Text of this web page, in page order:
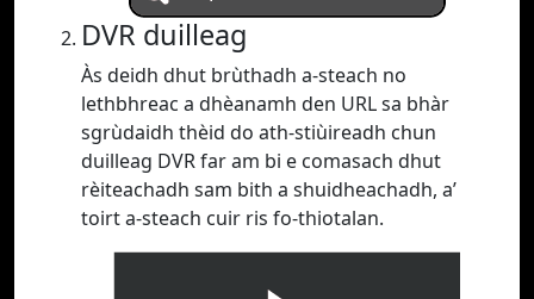
DVR duilleag
Às deidh dhut brùthadh a-steach no
lethbhreac a dhèanamh den URL sa bhàr
sgrùdaidh thèid do ath-stiùireadh chun
duilleag DVR far am bi e comasach dhut
rèiteachadh sam bith a shuidheachadh, a’
toirt a-steach cuir ris fo-thiotalan.